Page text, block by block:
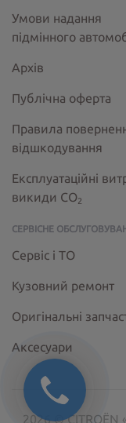
Умови надання
підмінного
Архів
Публічна оферта
Правила
відшкодування
Експлуатаційні
викиди СО2
СЕРВІСНЕ
Сервіс і ТО
Кузовний ремонт
Оригінальні
Аксесуари
2026 © CITROËN